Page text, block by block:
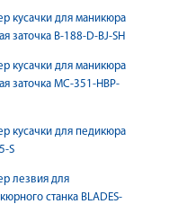
кусачки для маникюра
заточка B-188-D-BJ-SH
кусачки для маникюра
заточка MC-351-HBP-
кусачки для педикюра
S
лезвия для
станка BLADES-